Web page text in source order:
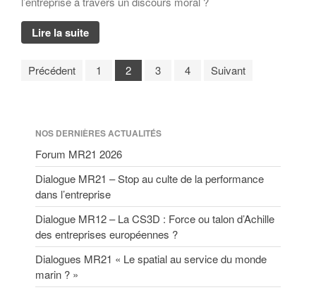
Lire la suite
Précédent 1 2 3 4 Suivant
NOS DERNIÈRES ACTUALITÉS
Forum MR21 2026
Dialogue MR21 – Stop au culte de la performance
dans l’entreprise
Dialogue MR12 – La CS3D : Force ou talon d’Achille
des entreprises européennes ?
Dialogues MR21 « Le spatial au service du monde
marin ? »